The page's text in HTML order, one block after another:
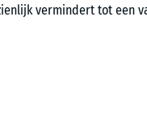
vermindert tot een